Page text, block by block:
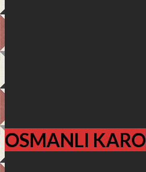
OSMANLI KARO